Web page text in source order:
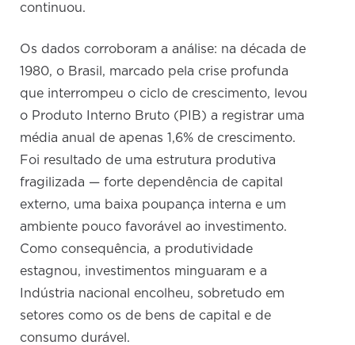
continuou.
Os dados corroboram a análise: na década de
1980, o Brasil, marcado pela crise profunda
que interrompeu o ciclo de crescimento, levou
o Produto Interno Bruto (PIB) a registrar uma
média anual de apenas 1,6% de crescimento.
Foi resultado de uma estrutura produtiva
fragilizada — forte dependência de capital
externo, uma baixa poupança interna e um
ambiente pouco favorável ao investimento.
Como consequência, a produtividade
estagnou, investimentos minguaram e a
Indústria nacional encolheu, sobretudo em
setores como os de bens de capital e de
consumo durável.